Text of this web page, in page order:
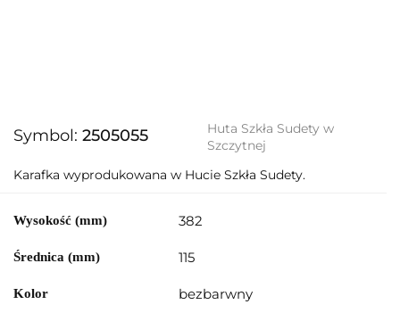
Symbol: 2505055
Huta Szkła Sudety w
Szczytnej
Karafka wyprodukowana w Hucie Szkła Sudety.
Wysokość (mm) 382
Średnica (mm) 115
Kolor bezbarwny